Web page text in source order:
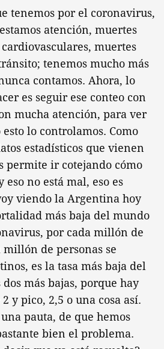
tenemos por el coronavirus,
atención, muertes
muertes
tenemos mucho más
contamos. Ahora, lo
es seguir ese conteo con
mucha atención, para ver
lo controlamos. Como
estadísticos que vienen
permite ir cotejando cómo
eso no está mal, eso es
viendo la Argentina hoy
más baja del mundo
por cada millón de
millón de personas se
es la tasa más baja del
más bajas, porque hay
y pico, 2,5 o una cosa así.
pauta, de que hemos
bien el problema.